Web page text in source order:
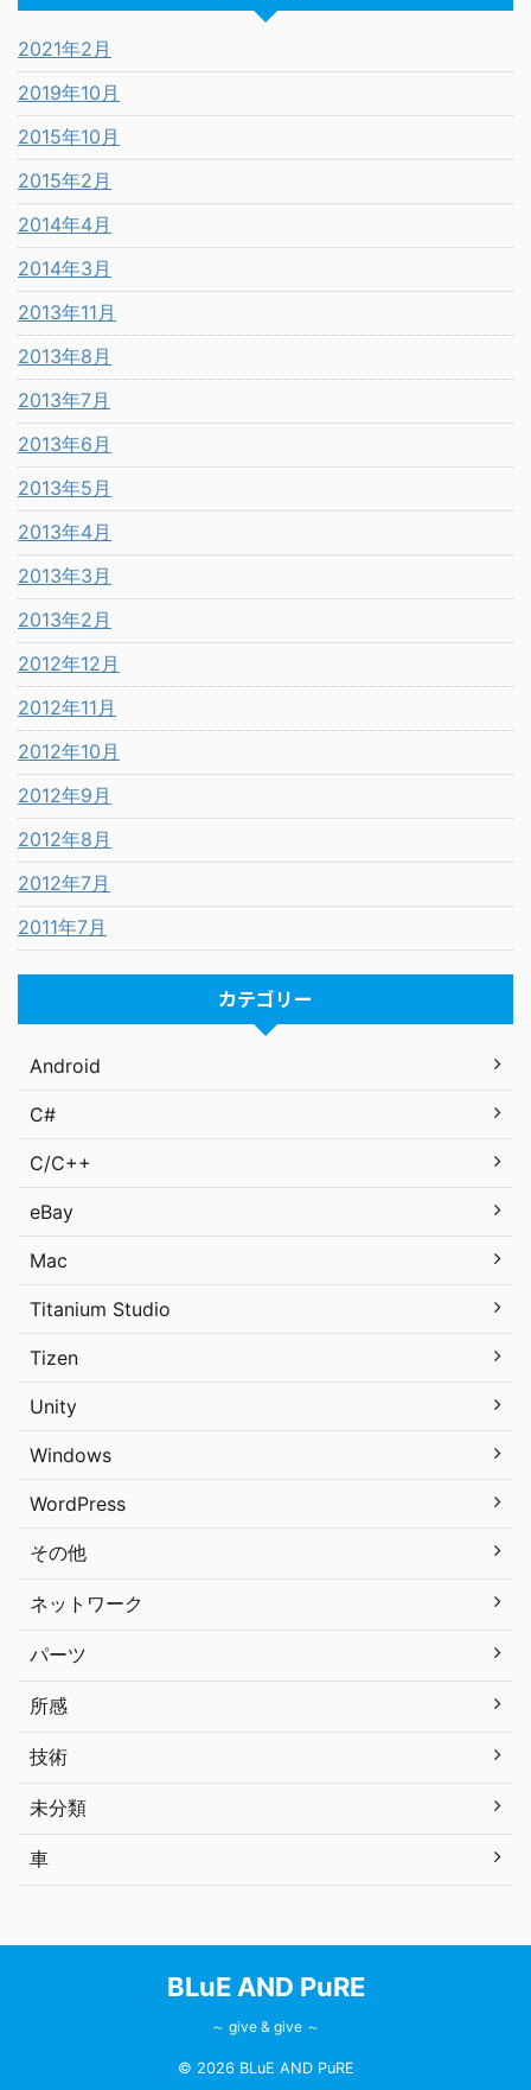
2021年2月
2019年10月
2015年10月
2015年2月
2014年4月
2014年3月
2013年11月
2013年8月
2013年7月
2013年6月
2013年5月
2013年4月
2013年3月
2013年2月
2012年12月
2012年11月
2012年10月
2012年9月
2012年8月
2012年7月
2011年7月
カテゴリー
Android
C#
C/C++
eBay
Mac
Titanium Studio
Tizen
Unity
Windows
WordPress
その他
ネットワーク
パーツ
所感
技術
未分類
車
BLuE AND PuRE
～ give & give ～
© 2026 BLuE AND PuRE